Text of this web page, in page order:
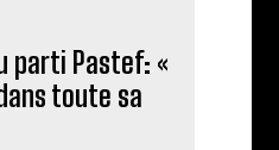
parti Pastef: «
toute sa